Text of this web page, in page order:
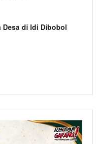
Desa di Idi Dibobol